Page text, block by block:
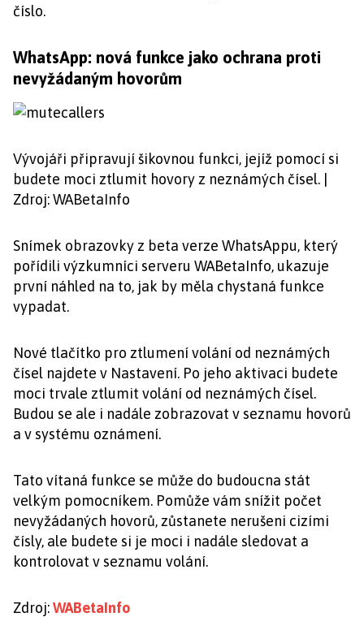
číslo.
WhatsApp: nová funkce jako ochrana proti
nevyžádaným hovorům
Vývojáři připravují šikovnou funkci, jejíž pomocí si
budete moci ztlumit hovory z neznámých čísel. |
Zdroj: WABetaInfo
Snímek obrazovky z beta verze WhatsAppu, který
pořídili výzkumníci serveru WABetaInfo, ukazuje
první náhled na to, jak by měla chystaná funkce
vypadat.
Nové tlačítko pro ztlumení volání od neznámých
čísel najdete v Nastavení. Po jeho aktivaci budete
moci trvale ztlumit volání od neznámých čísel.
Budou se ale i nadále zobrazovat v seznamu hovorů
a v systému oznámení.
Tato vítaná funkce se může do budoucna stát
velkým pomocníkem. Pomůže vám snížit počet
nevyžádaných hovorů, zůstanete nerušeni cizími
čísly, ale budete si je moci i nadále sledovat a
kontrolovat v seznamu volání.
Zdroj:WABetaInfo